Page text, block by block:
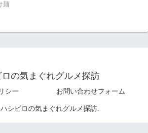
麺
の気まぐれグルメ探訪
シー お問い合わせフォーム
シビロの気まぐれグルメ探訪.